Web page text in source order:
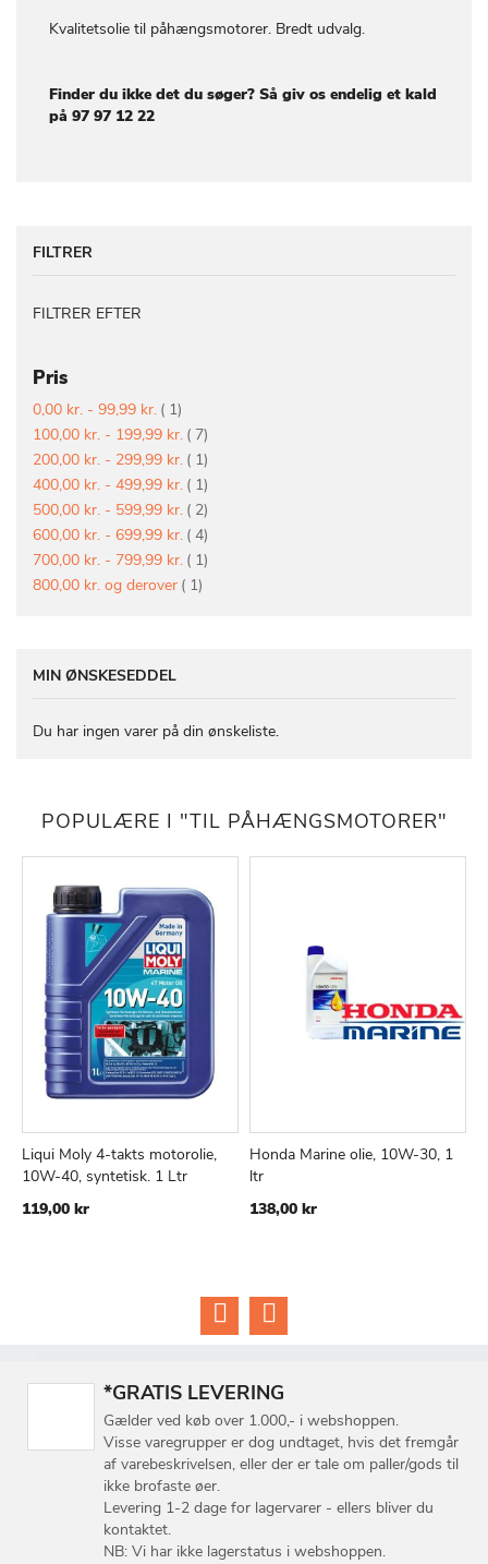
Kvalitetsolie til påhængsmotorer. Bredt udvalg.
Finder du ikke det du søger? Så giv os endelig et kald
på 97 97 12 22
FILTRER
FILTRER EFTER
Pris
0,00 kr. - 99,99 kr. 1vare
100,00 kr. - 199,99 kr. 7vare
200,00 kr. - 299,99 kr. 1vare
400,00 kr. - 499,99 kr. 1vare
500,00 kr. - 599,99 kr. 2vare
600,00 kr. - 699,99 kr. 4vare
700,00 kr. - 799,99 kr. 1vare
800,00 kr. og derover 1vare
MIN ØNSKESEDDEL
Du har ingen varer på din ønskeliste.
POPULÆRE I "TIL PÅHÆNGSMOTORER"
Læg i kurv
TILFØJSAMMENLIGN
Liqui Moly 4-takts motorolie,
10W-40, syntetisk. 1 Ltr
119,00 kr
Honda Marine olie, 10W-30, 1
ltr
138,00 kr
*GRATIS LEVERING
Gælder ved køb over 1.000,- i webshoppen.
Visse varegrupper er dog undtaget, hvis det fremgår
af varebeskrivelsen, eller der er tale om paller/gods til
ikke brofaste øer.
Levering 1-2 dage for lagervarer - ellers bliver du
kontaktet.
NB: Vi har ikke lagerstatus i webshoppen.